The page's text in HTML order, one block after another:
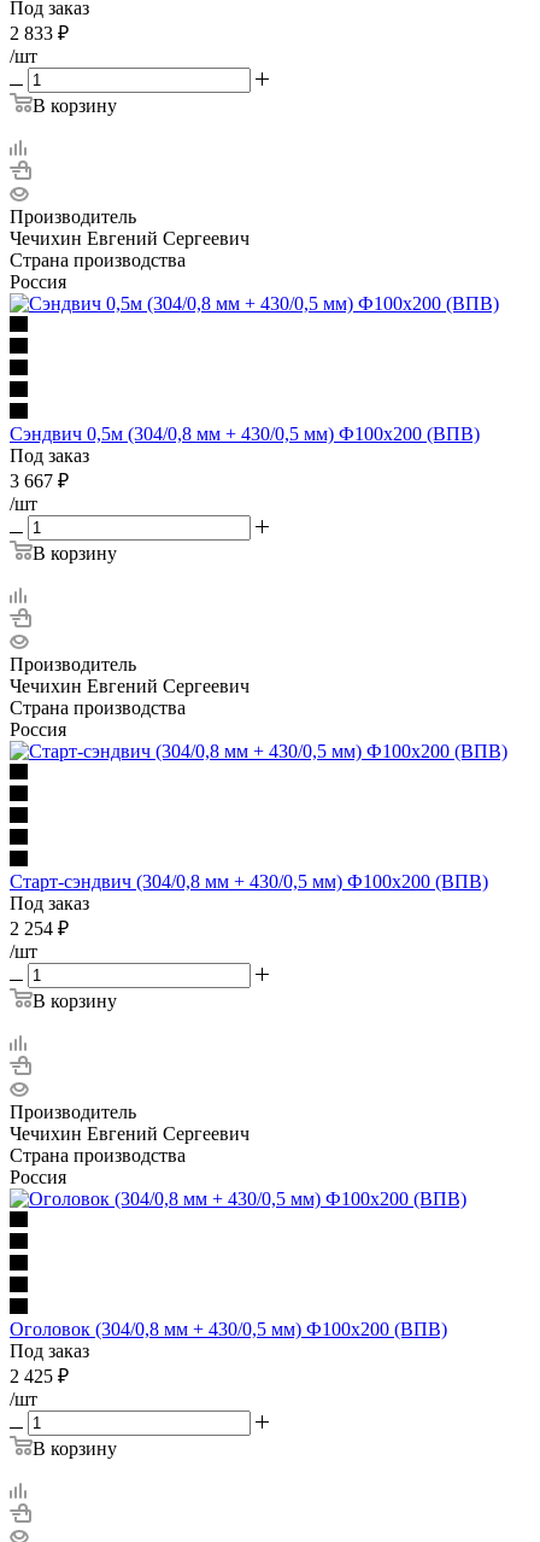
Под заказ
2 833 ₽
/шт
В корзину
Производитель
Чечихин Евгений Сергеевич
Страна производства
Россия
Сэндвич 0,5м (304/0,8 мм + 430/0,5 мм) Ф100х200 (ВПВ)
Под заказ
3 667 ₽
/шт
В корзину
Производитель
Чечихин Евгений Сергеевич
Страна производства
Россия
Старт-сэндвич (304/0,8 мм + 430/0,5 мм) Ф100х200 (ВПВ)
Под заказ
2 254 ₽
/шт
В корзину
Производитель
Чечихин Евгений Сергеевич
Страна производства
Россия
Оголовок (304/0,8 мм + 430/0,5 мм) Ф100х200 (ВПВ)
Под заказ
2 425 ₽
/шт
В корзину